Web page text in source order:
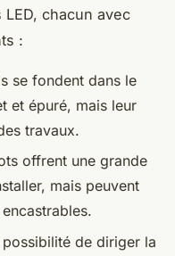
chacun avec
:
se fondent dans le
et épuré, mais leur
travaux.
offrent une grande
mais peuvent
possibilité de diriger la